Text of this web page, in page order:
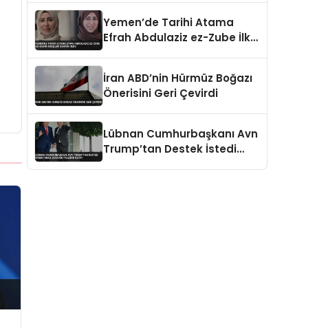
Yemen’de Tarihi Atama
Efrah Abdulaziz ez-Zube İlk
İran ABD’nin Hürmüz Boğazı
Önerisini Geri Çevirdi
Lübnan Cumhurbaşkanı Avn
Trump’tan Destek İstedi